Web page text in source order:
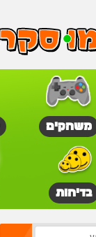
משחקים
בדיחות